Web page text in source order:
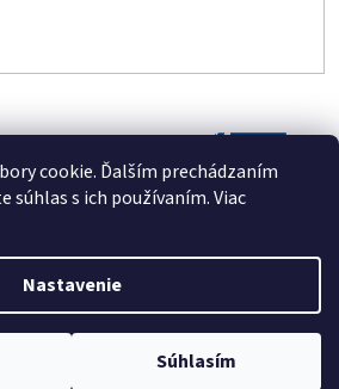
cookie. Ďalším prechádzaním
súhlas s ich používaním. Viac
Nastavenie
Súhlasím
Vytvoril Shoptet
. Všetky práva vyhradené.